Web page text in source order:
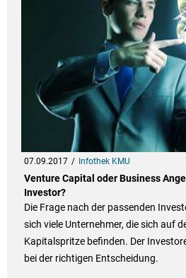
07.09.2017 Infothek KMU
Venture Capital oder Business
Investor?
Die Frage nach der passenden
sich viele Unternehmer, die sich auf
Kapitalspritze befinden. Der
bei der richtigen Entscheidung.